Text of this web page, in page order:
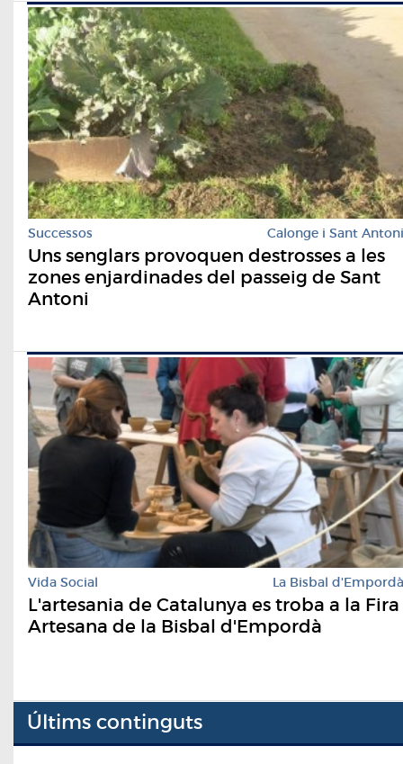
Successos Calonge i Sant Antoni
Uns senglars provoquen destrosses a les
zones enjardinades del passeig de Sant
Antoni
Vida Social La Bisbal d'Empordà
L'artesania de Catalunya es troba a la Fira
Artesana de la Bisbal d'Empordà
Últims continguts